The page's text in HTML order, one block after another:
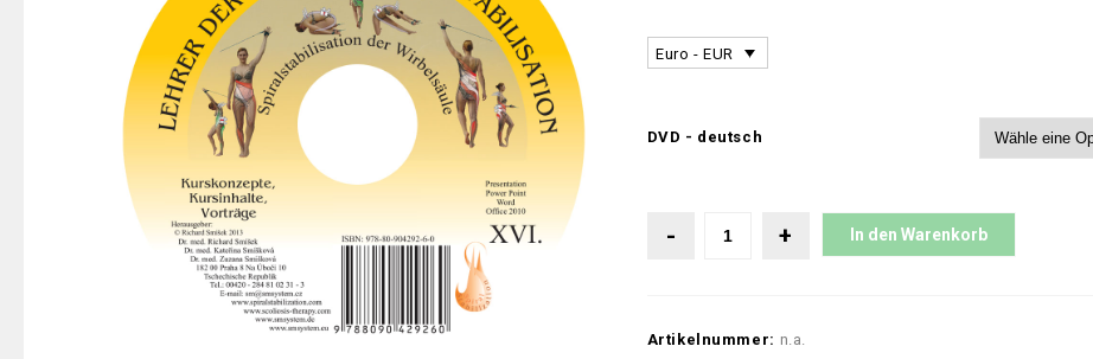
Euro - EUR
DVD - deutsch
In den Warenkorb
Artikelnummer: n.a.